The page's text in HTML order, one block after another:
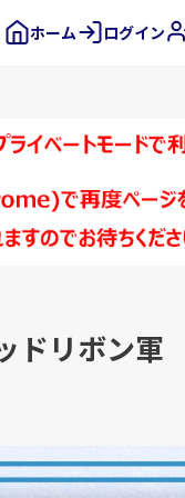
ホーム ログイン
ドリボン軍